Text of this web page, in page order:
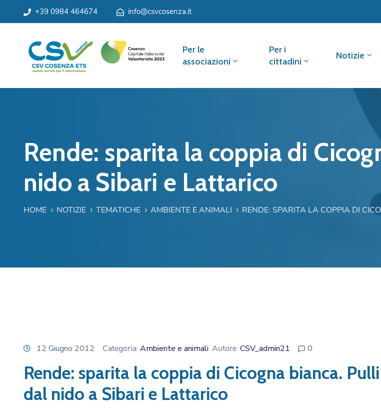
+39 0984 464674 info@csvcosenza.it
Per le
associazioni
Per i
cittadini
Notizie
Rende: sparita la coppia di
nido a Sibari e Lattarico
HOME NOTIZIE TEMATICHE AMBIENTE E ANIMALI RENDE: SPARITA LA COPPIA DI
12 Giugno 2012 Categoria Ambiente e animali Autore CSV_admin21 0
Rende: sparita la coppia di Cicogna bianca.
dal nido a Sibari e Lattarico